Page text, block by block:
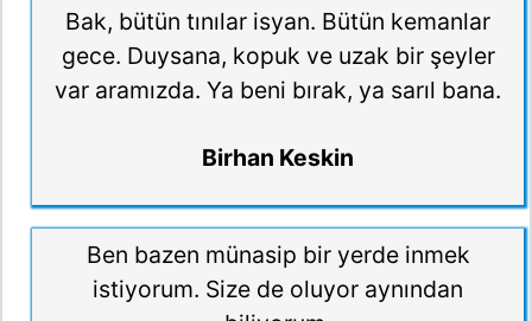
Bak, bütün tınılar isyan. Bütün kemanlar
gece. Duysana, kopuk ve uzak bir şeyler
var aramızda. Ya beni bırak, ya sarıl bana.
Birhan Keskin
Ben bazen münasip bir yerde inmek
istiyorum. Size de oluyor aynından